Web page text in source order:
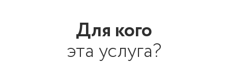
Для кого
эта услуга?